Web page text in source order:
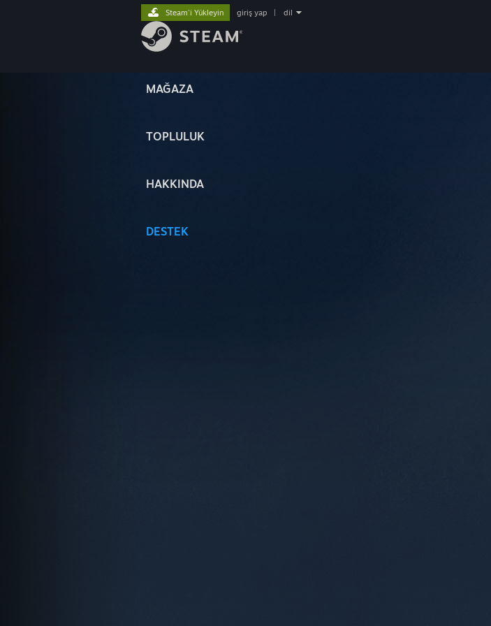
MAĞAZA
TOPLULUK
HAKKINDA
DESTEK
Steam'i Yükleyin giriş yap dil